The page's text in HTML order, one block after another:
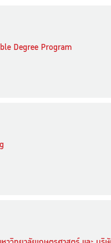
Degree Program